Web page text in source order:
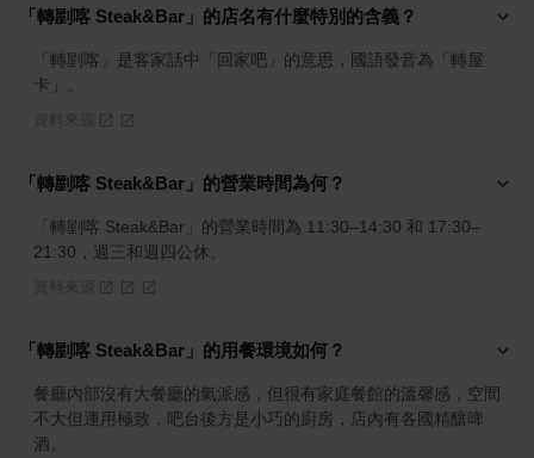
「轉剭喀 Steak&Bar」的店名有什麼特別的含義？
「轉剭喀」是客家話中「回家吧」的意思，國語發音為「轉屋
卡」。
「轉剭喀 Steak&Bar」的營業時間為何？
「轉剭喀 Steak&Bar」的營業時間為 11:30–14:30 和 17:30–
21:30，週三和週四公休。
「轉剭喀 Steak&Bar」的用餐環境如何？
餐廳內部沒有大餐廳的氣派感，但很有家庭餐館的溫馨感，空間
不大但運用極致，吧台後方是小巧的廚房，店內有各國精釀啤
酒。